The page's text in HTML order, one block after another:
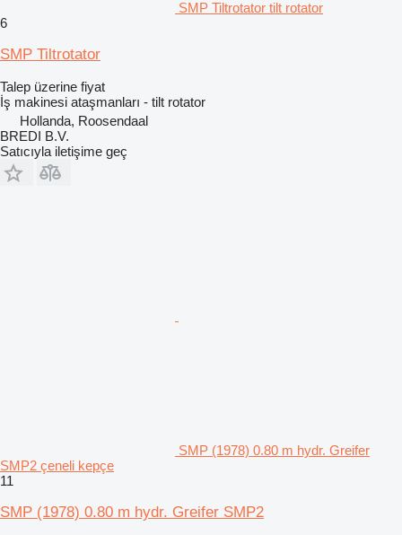
SMP Tiltrotator tilt rotator
6
SMP Tiltrotator
Talep üzerine fiyat
İş makinesi ataşmanları - tilt rotator
Hollanda, Roosendaal
BREDI B.V.
Satıcıyla iletişime geç
SMP (1978) 0.80 m hydr. Greifer
SMP2 çeneli kepçe
11
SMP (1978) 0.80 m hydr. Greifer SMP2